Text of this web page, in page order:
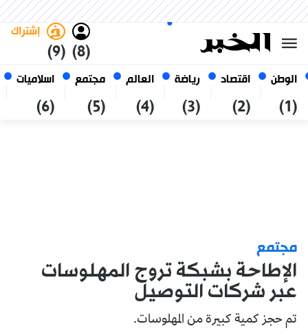
الوطن
(1)
اقتصاد
(2)
رياضة
(3)
العالم
(4)
مجتمع
(5)
اسلاميات
(6)
(8)
إشتراك
(9)
أغسطس 2026
الجزائر
مجتمع
الإطاحة بشبكة تروج المهلوسات
عبر شركات التوصيل
تم حجز كمية كبيرة من المهلوسات.